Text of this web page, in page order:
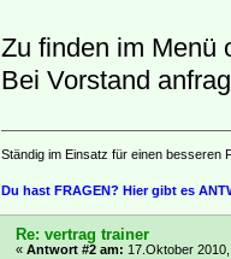
Zu finden im Menü
Bei Vorstand
Ständig im Einsatz für einen besseren
Du hast FRAGEN? Hier gibt es
Re: vertrag trainer
«Antwort #2 am: 17.Oktober